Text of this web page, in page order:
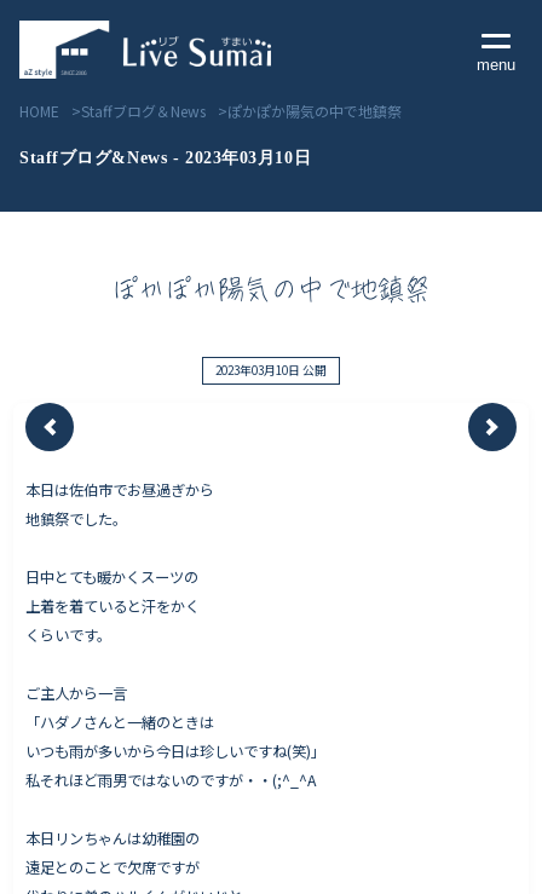
menu
Livesumai 住宅標準性能
Livesumai 保証について
見学会／モデルハウス情報
Works - 施工実績
オーナー様の声
完成案内
よくいただくご質問
HOME Staffブログ＆News ぽかぽか陽気の中で地鎮祭
Staffブログ&News - 2023年03月10日
ぽかぽか陽気の中で地鎮祭
2023年03月10日 公開
本日は佐伯市でお昼過ぎから
地鎮祭でした。
日中とても暖かくスーツの
上着を着ていると汗をかく
くらいです。
ご主人から一言
「ハダノさんと一緒のときは
いつも雨が多いから今日は珍しいですね(笑)」
私それほど雨男ではないのですが・・(;^_^A
本日リンちゃんは幼稚園の
遠足とのことで欠席ですが